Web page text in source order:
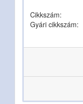
Cikkszám:
Gyári cikkszám: